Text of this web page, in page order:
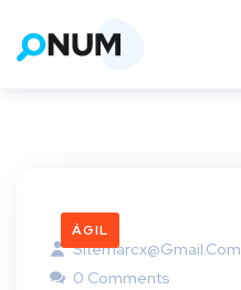
ÁGIL
Sitemarcx@gmail.com
0 Comments